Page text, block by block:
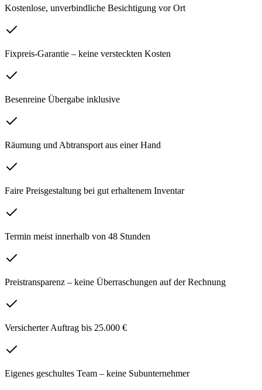
Kostenlose, unverbindliche Besichtigung vor Ort
Fixpreis-Garantie – keine versteckten Kosten
Besenreine Übergabe inklusive
Räumung und Abtransport aus einer Hand
Faire Preisgestaltung bei gut erhaltenem Inventar
Termin meist innerhalb von 48 Stunden
Preistransparenz – keine Überraschungen auf der Rechnung
Versicherter Auftrag bis 25.000 €
Eigenes geschultes Team – keine Subunternehmer